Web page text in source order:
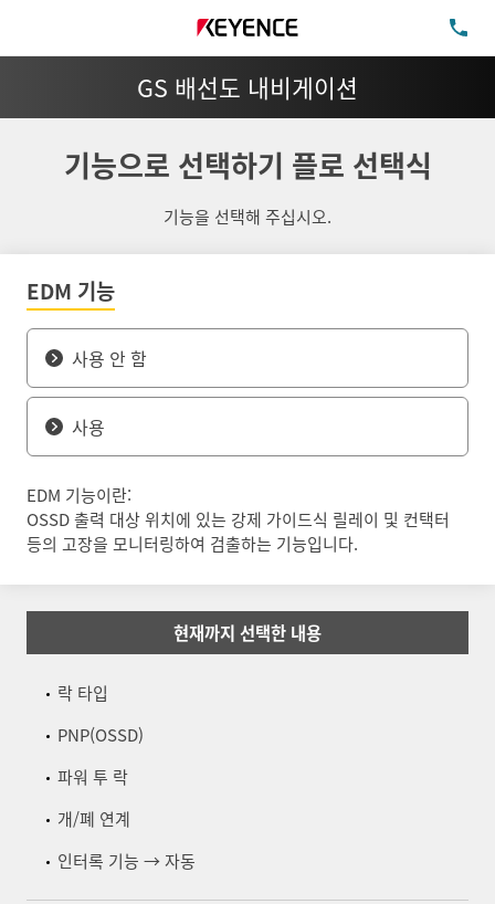
GS 배선도 내비게이션
기능으로 선택하기 플로 선택식
기능을 선택해 주십시오.
EDM 기능
사용 안 함
사용
EDM 기능이란:
OSSD 출력 대상 위치에 있는 강제 가이드식 릴레이 및 컨택터
등의 고장을 모니터링하여 검출하는 기능입니다.
현재까지 선택한 내용
락 타입
PNP(OSSD)
파워 투 락
개/폐 연계
인터록 기능 → 자동